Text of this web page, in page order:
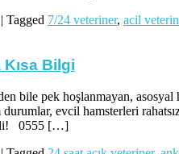
| Tagged 7/24 veteriner, acil
Bilgi
bile pek hoşlanmayan, asosyal
durumlar, evcil hamsterleri
0555 […]